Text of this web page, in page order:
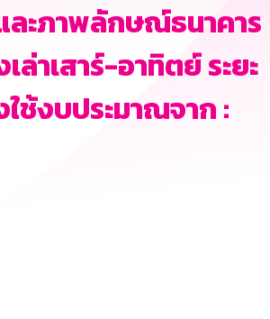
ละภาพลักษณ์ธนาคาร
ล่าเสาร์-อาทิตย์ ระยะ
ใช้งบประมาณจาก :